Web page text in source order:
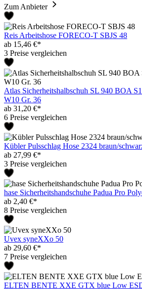
Zum Anbieter
Reis Arbeitshose FORECO-T SBJS 48
ab 15,46 €*
3 Preise vergleichen
Atlas Sicherheitshalbschuh SL 940 BOA
W10 Gr. 36
ab 31,20 €*
6 Preise vergleichen
Kübler Pulsschlag Hose 2324 braun/
ab 27,99 €*
3 Preise vergleichen
hase Sicherheitshandschuhe Padua Pro
ab 2,40 €*
8 Preise vergleichen
Uvex syneXXo 50
ab 29,60 €*
7 Preise vergleichen
ELTEN BENTE XXE GTX blue Low